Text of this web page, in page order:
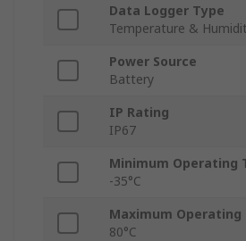
Data Logger Type
Temperature &
Power Source
Battery
IP Rating
IP67
Minimum Operating
-35°C
Maximum
80°C